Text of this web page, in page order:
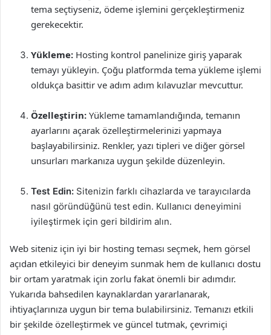
tema seçtiyseniz, ödeme işlemini gerçekleştirmeniz
gerekecektir.
Yükleme: Hosting kontrol panelinize giriş yaparak
temayı yükleyin. Çoğu platformda tema yükleme işlemi
oldukça basittir ve adım adım kılavuzlar mevcuttur.
Özelleştirin: Yükleme tamamlandığında, temanın
ayarlarını açarak özelleştirmelerinizi yapmaya
başlayabilirsiniz. Renkler, yazı tipleri ve diğer görsel
unsurları markanıza uygun şekilde düzenleyin.
Test Edin: Sitenizin farklı cihazlarda ve tarayıcılarda
nasıl göründüğünü test edin. Kullanıcı deneyimini
iyileştirmek için geri bildirim alın.
Web siteniz için iyi bir hosting teması seçmek, hem görsel
açıdan etkileyici bir deneyim sunmak hem de kullanıcı dostu
bir ortam yaratmak için zorlu fakat önemli bir adımdır.
Yukarıda bahsedilen kaynaklardan yararlanarak,
ihtiyaçlarınıza uygun bir tema bulabilirsiniz. Temanızı etkili
bir şekilde özelleştirmek ve güncel tutmak, çevrimiçi